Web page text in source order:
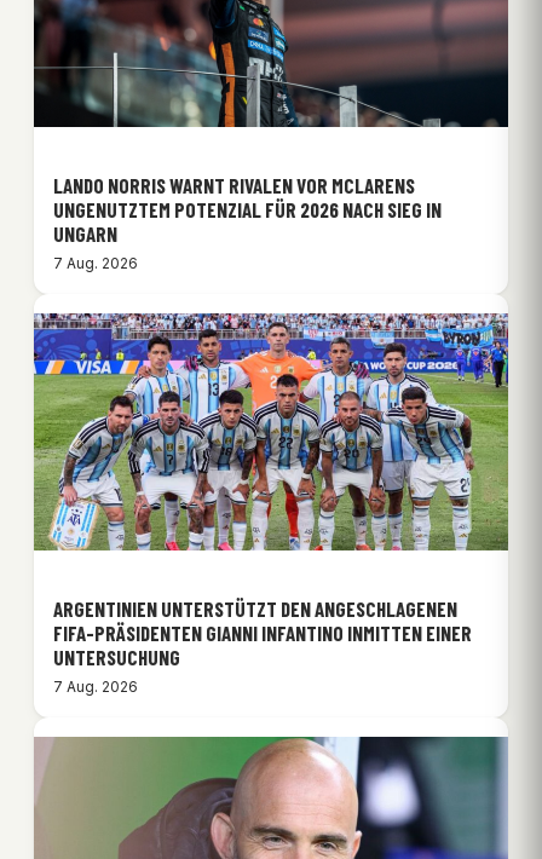
LANDO NORRIS WARNT RIVALEN VOR MCLARENS
UNGENUTZTEM POTENZIAL FÜR 2026 NACH SIEG IN
UNGARN
7 Aug. 2026
ARGENTINIEN UNTERSTÜTZT DEN ANGESCHLAGENEN
FIFA-PRÄSIDENTEN GIANNI INFANTINO INMITTEN EINER
UNTERSUCHUNG
7 Aug. 2026